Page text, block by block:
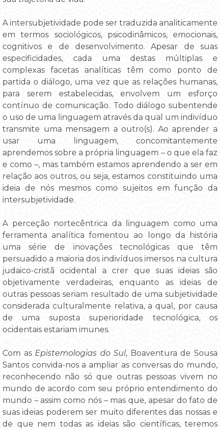
A intersubjetividade pode ser traduzida analiticamente
em termos sociológicos, psicodinâmicos, emocionais,
cognitivos e de desenvolvimento. Apesar de suas
especificidades, cada uma destas múltiplas e
complexas facetas analíticas têm como ponto de
partida o diálogo, uma vez que as relações humanas,
para serem estabelecidas, envolvem um esforço
contínuo de comunicação. Todo diálogo subentende
o uso de uma linguagem através da qual um indivíduo
transmite uma mensagem a outro(s). Ao aprender a
usar uma linguagem, concomitantemente
aprendemos sobre a própria linguagem – o que ela faz
e como –, mas também estamos aprendendo a ser em
relação aos outros, ou seja, estamos constituindo uma
ideia de nós mesmos como sujeitos em função da
intersubjetividade.
A perceção nortecêntrica da linguagem como uma
ferramenta analítica fomentou ao longo da história
uma série de inovações tecnológicas que têm
persuadido a maioria dos indivíduos imersos na cultura
judaico-cristã ocidental a crer que suas ideias são
objetivamente verdadeiras, enquanto as ideias de
outras pessoas seriam resultado de uma subjetividade
considerada culturalmente relativa, a qual, por causa
de uma suposta superioridade tecnológica, os
ocidentais estariam imunes.
Com as Epistemologias do Sul, Boaventura de Sousa
Santos convida-nos a ampliar as conversas do mundo,
reconhecendo não só que outras pessoas vivem no
mundo de acordo com seu próprio entendimento do
mundo – assim como nós – mas que, apesar do fato de
suas ideias poderem ser muito diferentes das nossas e
de que nem todas as ideias são científicas, teremos